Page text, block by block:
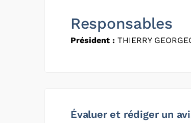
Responsables
Président : THIERRY
Évaluer et rédiger un